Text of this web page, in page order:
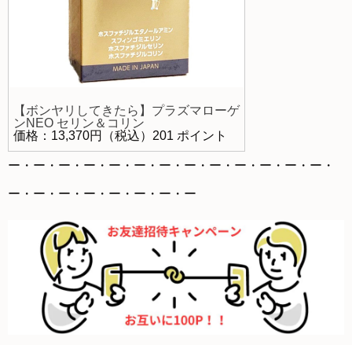
【ボンヤリしてきたら】プラズマローゲ
ンNEO セリン＆コリン
価格：13,370円（税込）201 ポイント
ー・ー・ー・ー・ー・ー・ー・ー・ー・ー・ー・ー・ー・
ー・ー・ー・ー・ー・ー・ー・ー